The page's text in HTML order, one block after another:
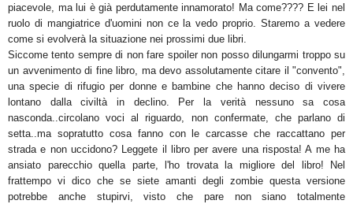
piacevole, ma lui è già perdutamente innamorato! Ma come???? E lei nel
ruolo di mangiatrice d'uomini non ce la vedo proprio. Staremo a vedere
come si evolverà la situazione nei prossimi due libri.
Siccome tento sempre di non fare spoiler non posso dilungarmi troppo su
un avvenimento di fine libro, ma devo assolutamente citare il "convento",
una specie di rifugio per donne e bambine che hanno deciso di vivere
lontano dalla civiltà in declino. Per la verità nessuno sa cosa
nasconda..circolano voci al riguardo, non confermate, che parlano di
setta..ma sopratutto cosa fanno con le carcasse che raccattano per
strada e non uccidono? Leggete il libro per avere una risposta! A me ha
ansiato parecchio quella parte, l'ho trovata la migliore del libro! Nel
frattempo vi dico che se siete amanti degli zombie questa versione
potrebbe anche stupirvi, visto che pare non siano totalmente